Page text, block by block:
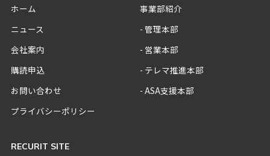
ホーム
ニュース
会社案内
購読申込
お問い合わせ
プライバシーポリシー
事業部紹介
管理本部
営業本部
テレマ推進本部
ASA支援本部
RECURIT SITE